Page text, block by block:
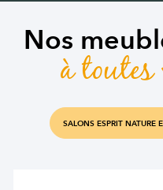
Nos
à toutes
SALONS ESPRIT NATURE